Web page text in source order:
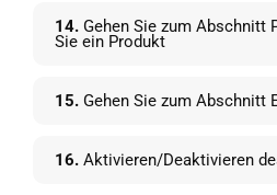
14. Gehen Sie zum Abschnitt
Sie ein Produkt
15. Gehen Sie zum Abschnitt
16. Aktivieren/Deaktivieren